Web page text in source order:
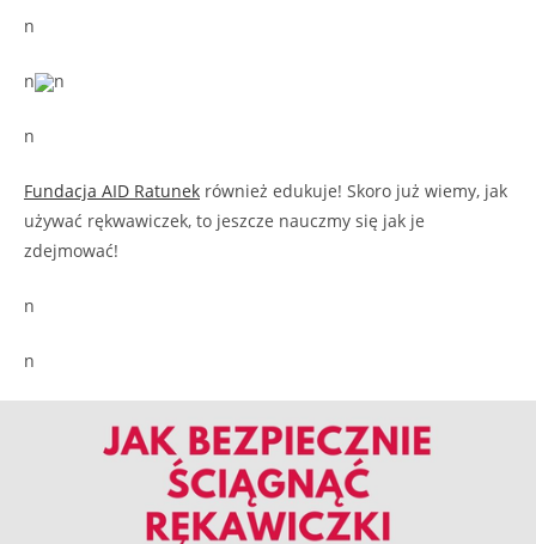
n
n n
n
Fundacja AID Ratunek również edukuje! Skoro już wiemy, jak
używać rękwawiczek, to jeszcze nauczmy się jak je
zdejmować!
n
n